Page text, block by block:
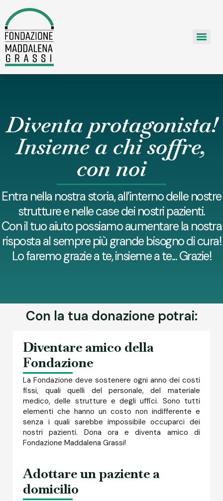
Diventa protagonista!
Insieme a chi soffre,
con noi
Entra nella nostra storia, all’interno delle nostre
strutture e nelle case dei nostri pazienti.
Con il tuo aiuto possiamo aumentare la nostra
risposta al sempre più grande bisogno di cura!
Lo faremo grazie a te, insieme a te... Grazie!
Con la tua donazione potrai:
Diventare amico della
Fondazione
La Fondazione deve sostenere ogni anno dei costi
fissi, quali quelli del personale, del materiale
medico, delle strutture e degli uffici. Sono tutti
elementi che hanno un costo non indifferente e
senza i quali sarebbe impossibile occuparci dei
nostri pazienti. Dona ora e diventa amico di
Fondazione Maddalena Grassi!
Adottare un paziente a
domicilio